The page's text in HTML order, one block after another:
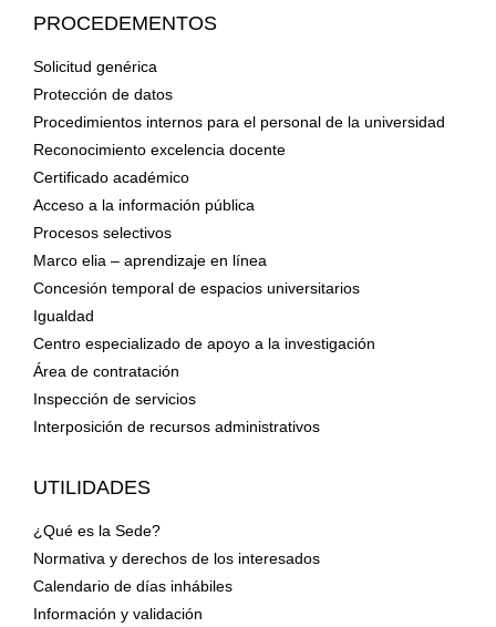
PROCEDEMENTOS
Solicitud genérica
Protección de datos
Procedimientos internos para el personal de la universidad
Reconocimiento excelencia docente
Certificado académico
Acceso a la información pública
Procesos selectivos
Marco elia – aprendizaje en línea
Concesión temporal de espacios universitarios
Igualdad
Centro especializado de apoyo a la investigación
Área de contratación
Inspección de servicios
Interposición de recursos administrativos
UTILIDADES
¿Qué es la Sede?
Normativa y derechos de los interesados
Calendario de días inhábiles
Información y validación